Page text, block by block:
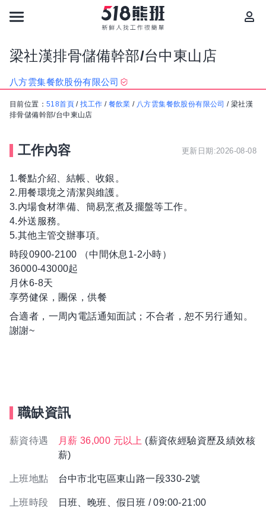
梁社漢排骨儲備幹部/台中東山店
八方雲集餐飲股份有限公司
目前位置： 518首頁 /找工作 / 餐飲業 / 八方雲集餐飲股份有限公司 /梁社漢
排骨儲備幹部/台中東山店
工作內容 更新日期:2026-08-08
1.餐點介紹、結帳、收銀。
2.用餐環境之清潔與維護。
3.內場食材準備、簡易烹煮及擺盤等工作。
4.外送服務。
5.其他主管交辦事項。
時段0900-2100 （中間休息1-2小時）
36000-43000起
月休6-8天
享勞健保，團保，供餐
合適者，一周內電話通知面試；不合者，恕不另行通知。
謝謝~
職缺資訊
薪資待遇 月薪 36,000 元以上 (薪資依經驗資歷及績效核
薪)
上班地點 台中市北屯區東山路一段330-2號
上班時段 日班、晚班、假日班 / 09:00-21:00